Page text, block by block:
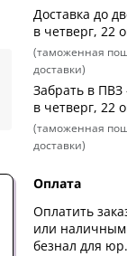
Доставка до
в четверг, 22
(таможенная
доставки)
Забрать в
в четверг, 22
(таможенная
доставки)
Оплата
Оплатить
или
безнал для